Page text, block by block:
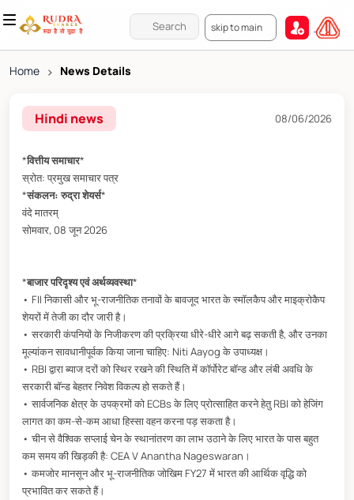
skip to main
Home > News Details
Hindi news 08/06/2026
*वित्तीय समाचार*
स्रोत: प्रमुख समाचार पत्र
*संकलन: रुद्रा शेयर्स*
वंदे मातरम्
सोमवार, 08 जून 2026
*बाजार परिदृश्य एवं अर्थव्यवस्था*
• FII निकासी और भू-राजनीतिक तनावों के बावजूद भारत के स्मॉलकैप और माइक्रोकैप
शेयरों में तेजी का दौर जारी है।
• सरकारी कंपनियों के निजीकरण की प्रक्रिया धीरे-धीरे आगे बढ़ सकती है, और उनका
मूल्यांकन सावधानीपूर्वक किया जाना चाहिए: Niti Aayog के उपाध्यक्ष।
• RBI द्वारा ब्याज दरों को स्थिर रखने की स्थिति में कॉर्पोरेट बॉन्ड और लंबी अवधि के
सरकारी बॉन्ड बेहतर निवेश विकल्प हो सकते हैं।
• सार्वजनिक क्षेत्र के उपक्रमों को ECBs के लिए प्रोत्साहित करने हेतु RBI को हेजिंग
लागत का कम-से-कम आधा हिस्सा वहन करना पड़ सकता है।
• चीन से वैश्विक सप्लाई चेन के स्थानांतरण का लाभ उठाने के लिए भारत के पास बहुत
कम समय की खिड़की है: CEA V Anantha Nageswaran।
• कमजोर मानसून और भू-राजनीतिक जोखिम FY27 में भारत की आर्थिक वृद्धि को
प्रभावित कर सकते हैं।